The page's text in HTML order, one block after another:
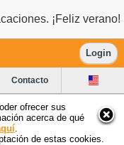
¡Feliz verano!
Login
Contacto
ofrecer sus
acerca de qué
de estas cookies.